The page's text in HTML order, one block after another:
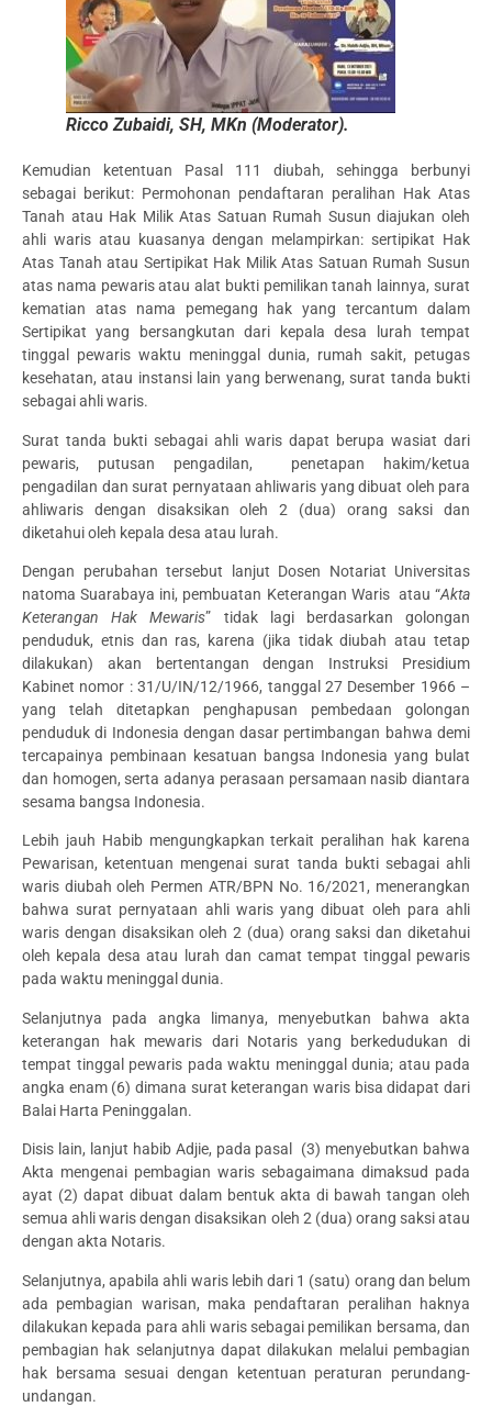
Ricco Zubaidi, SH, MKn (Moderator).
Kemudian ketentuan Pasal 111 diubah, sehingga berbunyi
sebagai berikut: Permohonan pendaftaran peralihan Hak Atas
Tanah atau Hak Milik Atas Satuan Rumah Susun diajukan oleh
ahli waris atau kuasanya dengan melampirkan: sertipikat Hak
Atas Tanah atau Sertipikat Hak Milik Atas Satuan Rumah Susun
atas nama pewaris atau alat bukti pemilikan tanah lainnya, surat
kematian atas nama pemegang hak yang tercantum dalam
Sertipikat yang bersangkutan dari kepala desa lurah tempat
tinggal pewaris waktu meninggal dunia, rumah sakit, petugas
kesehatan, atau instansi lain yang berwenang, surat tanda bukti
sebagai ahli waris.
Surat tanda bukti sebagai ahli waris dapat berupa wasiat dari
pewaris, putusan pengadilan, penetapan hakim/ketua
pengadilan dan surat pernyataan ahliwaris yang dibuat oleh para
ahliwaris dengan disaksikan oleh 2 (dua) orang saksi dan
diketahui oleh kepala desa atau lurah.
Dengan perubahan tersebut lanjut Dosen Notariat Universitas
natoma Suarabaya ini, pembuatan Keterangan Waris atau “Akta
Keterangan Hak Mewaris” tidak lagi berdasarkan golongan
penduduk, etnis dan ras, karena (jika tidak diubah atau tetap
dilakukan) akan bertentangan dengan Instruksi Presidium
Kabinet nomor : 31/U/IN/12/1966, tanggal 27 Desember 1966 –
yang telah ditetapkan penghapusan pembedaan golongan
penduduk di Indonesia dengan dasar pertimbangan bahwa demi
tercapainya pembinaan kesatuan bangsa Indonesia yang bulat
dan homogen, serta adanya perasaan persamaan nasib diantara
sesama bangsa Indonesia.
Lebih jauh Habib mengungkapkan terkait peralihan hak karena
Pewarisan, ketentuan mengenai surat tanda bukti sebagai ahli
waris diubah oleh Permen ATR/BPN No. 16/2021, menerangkan
bahwa surat pernyataan ahli waris yang dibuat oleh para ahli
waris dengan disaksikan oleh 2 (dua) orang saksi dan diketahui
oleh kepala desa atau lurah dan camat tempat tinggal pewaris
pada waktu meninggal dunia.
Selanjutnya pada angka limanya, menyebutkan bahwa akta
keterangan hak mewaris dari Notaris yang berkedudukan di
tempat tinggal pewaris pada waktu meninggal dunia; atau pada
angka enam (6) dimana surat keterangan waris bisa didapat dari
Balai Harta Peninggalan.
Disis lain, lanjut habib Adjie, pada pasal (3) menyebutkan bahwa
Akta mengenai pembagian waris sebagaimana dimaksud pada
ayat (2) dapat dibuat dalam bentuk akta di bawah tangan oleh
semua ahli waris dengan disaksikan oleh 2 (dua) orang saksi atau
dengan akta Notaris.
Selanjutnya, apabila ahli waris lebih dari 1 (satu) orang dan belum
ada pembagian warisan, maka pendaftaran peralihan haknya
dilakukan kepada para ahli waris sebagai pemilikan bersama, dan
pembagian hak selanjutnya dapat dilakukan melalui pembagian
hak bersama sesuai dengan ketentuan peraturan perundang-
undangan.